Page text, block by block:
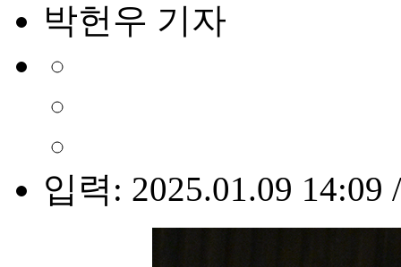
박헌우 기자
입력: 2025.01.09 14:09